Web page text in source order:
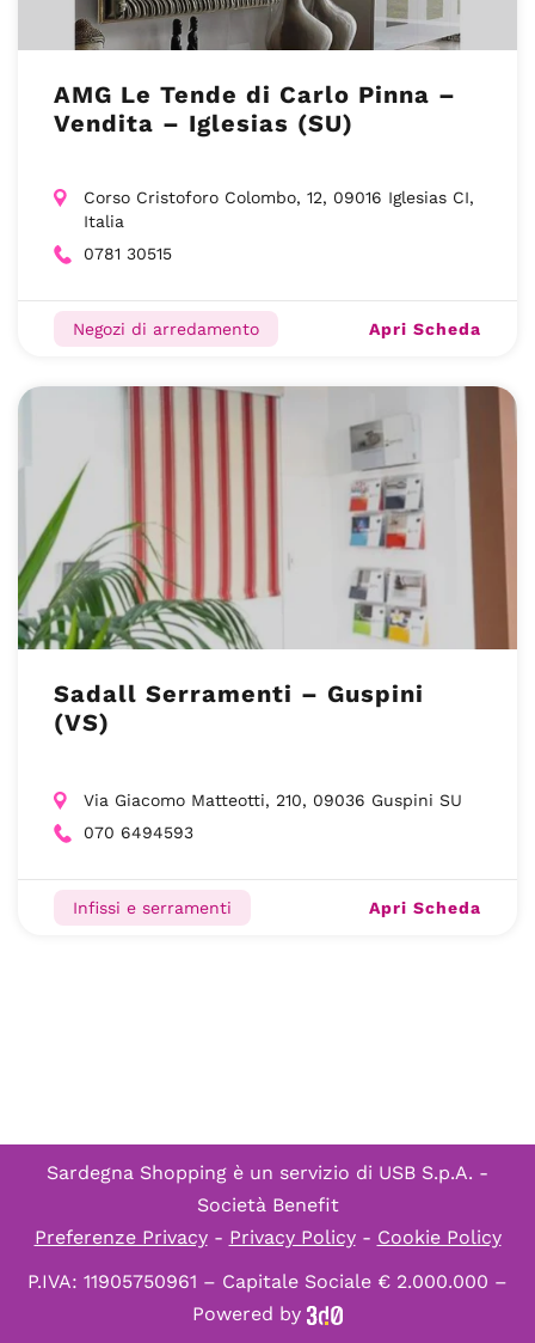
AMG Le Tende di Carlo Pinna –
Vendita – Iglesias (SU)
Corso Cristoforo Colombo, 12, 09016 Iglesias CI,
Italia
0781 30515
Negozi di arredamento Apri Scheda
Sadall Serramenti – Guspini
(VS)
Via Giacomo Matteotti, 210, 09036 Guspini SU
070 6494593
Infissi e serramenti Apri Scheda
Sardegna Shopping è un servizio di USB S.p.A. -
Società Benefit
Preferenze Privacy- Privacy Policy- Cookie Policy
P.IVA: 11905750961 – Capitale Sociale € 2.000.000 –
Powered by